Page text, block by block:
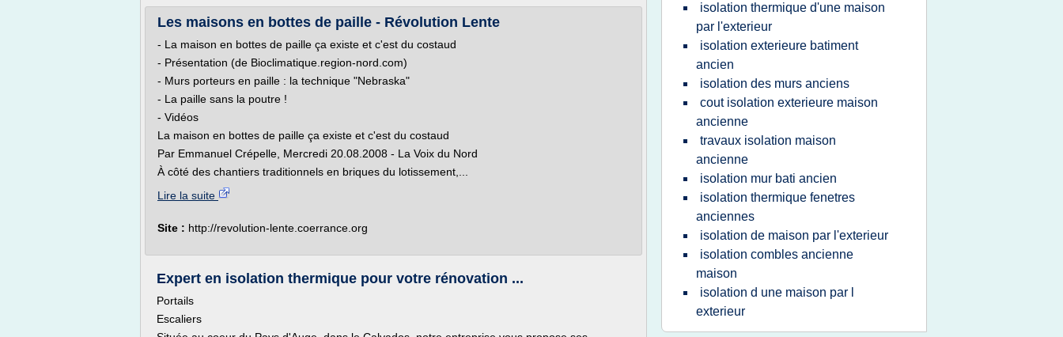
Les maisons en bottes de paille - Révolution Lente
- La maison en bottes de paille ça existe et c'est du costaud
- Présentation (de Bioclimatique.region-nord.com)
- Murs porteurs en paille : la technique "Nebraska"
- La paille sans la poutre !
- Vidéos
La maison en bottes de paille ça existe et c'est du costaud
Par Emmanuel Crépelle, Mercredi 20.08.2008 - La Voix du Nord
À côté des chantiers traditionnels en briques du lotissement,...
Lire la suite
Site : http://revolution-lente.coerrance.org
Expert en isolation thermique pour votre rénovation ...
Portails
Escaliers
isolation thermique d'une maison
par l'exterieur
isolation exterieure batiment
ancien
isolation des murs anciens
cout isolation exterieure maison
ancienne
travaux isolation maison
ancienne
isolation mur bati ancien
isolation thermique fenetres
anciennes
isolation de maison par l'exterieur
isolation combles ancienne
maison
isolation d une maison par l
exterieur